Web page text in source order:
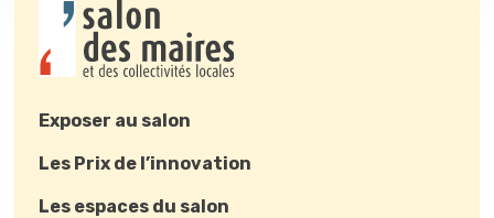
Exposer au salon
Les Prix de l’innovation
Les espaces du salon